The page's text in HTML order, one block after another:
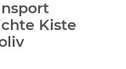
Kiste